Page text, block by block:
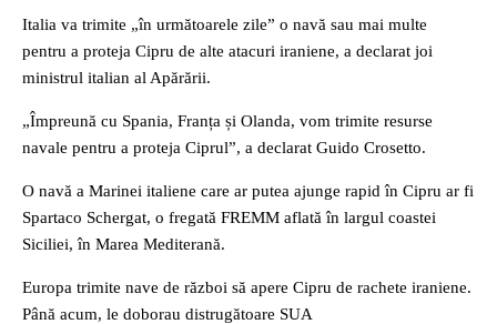
Italia va trimite „în următoarele zile” o navă sau mai multe
pentru a proteja Cipru de alte atacuri iraniene, a declarat joi
ministrul italian al Apărării.
„Împreună cu Spania, Franța și Olanda, vom trimite resurse
navale pentru a proteja Ciprul”, a declarat Guido Crosetto.
O navă a Marinei italiene care ar putea ajunge rapid în Cipru ar fi
Spartaco Schergat, o fregată FREMM aflată în largul coastei
Siciliei, în Marea Mediterană.
Europa trimite nave de război să apere Cipru de rachete iraniene.
Până acum, le doborau distrugătoare SUA